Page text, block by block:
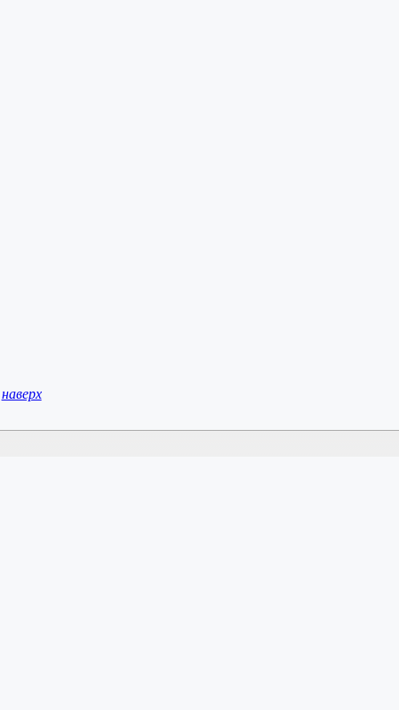
наверх